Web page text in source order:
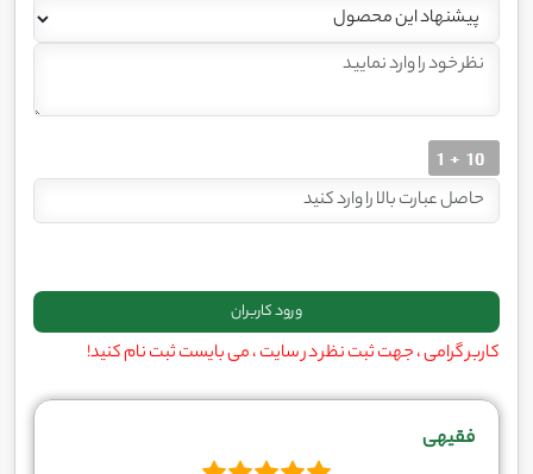
کاربر گرامی ، جهت ثبت نظر در سایت ، می بایست ثبت نام کنید!
فقیهی